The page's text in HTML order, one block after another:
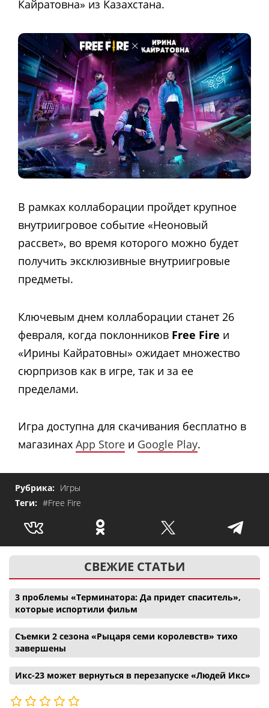
Кайратовна» из Казахстана.
В рамках коллаборации пройдет крупное
внутриигровое событие «Неоновый
рассвет», во время которого можно будет
получить эксклюзивные внутриигровые
предметы.
Ключевым днем коллаборации станет 26
февраля, когда поклонников Free Fire и
«Ирины Кайратовны» ожидает множество
сюрпризов как в игре, так и за ее
пределами.
Игра доступна для скачивания бесплатно в
магазинах App Store и Google Play.
Рубрика: Игры
Теги: #Free Fire
СВЕЖИЕ СТАТЬИ
3 проблемы «Терминатора: Да придет спаситель»,
которые испортили фильм
Съемки 2 сезона «Рыцаря семи королевств» тихо
завершены
Икс-23 может вернуться в перезапуске «Людей Икс»